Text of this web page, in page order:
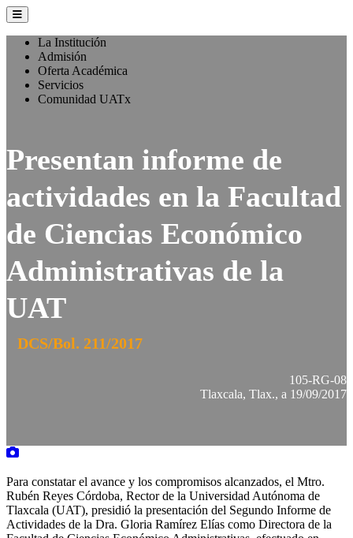
La Institución
Admisión
Oferta Académica
Servicios
Comunidad UATx
Presentan informe de
actividades en la Facultad
de Ciencias Económico
Administrativas de la
UAT
DCS/Bol. 211/2017
105-RG-08
Tlaxcala, Tlax., a 19/09/2017
Para constatar el avance y los compromisos alcanzados, el Mtro.
Rubén Reyes Córdoba, Rector de la Universidad Autónoma de
Tlaxcala (UAT), presidió la presentación del Segundo Informe de
Actividades de la Dra. Gloria Ramírez Elías como Directora de la